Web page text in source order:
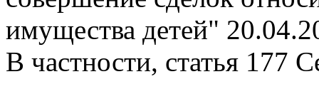
имущества детей"
В частности, статья 177